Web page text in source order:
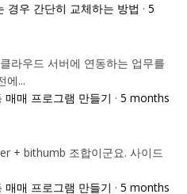
경우 간단히 교체하는 방법 · 5
라우드 서버에 연동하는 업무를
에...
매 프로그램 만들기 · 5 months
+ bithumb 조합이군요. 사이드
매 프로그램 만들기 · 5 months